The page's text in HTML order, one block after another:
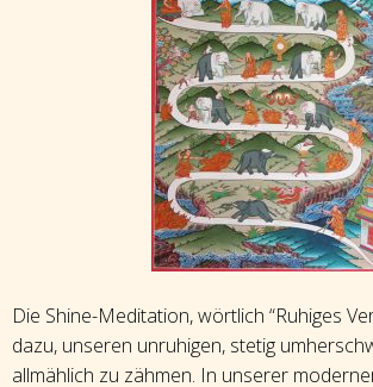
Die Shine-Meditation, wörtlich “Ruhiges
dazu, unseren unruhigen, stetig
allmählich zu zähmen. In unserer